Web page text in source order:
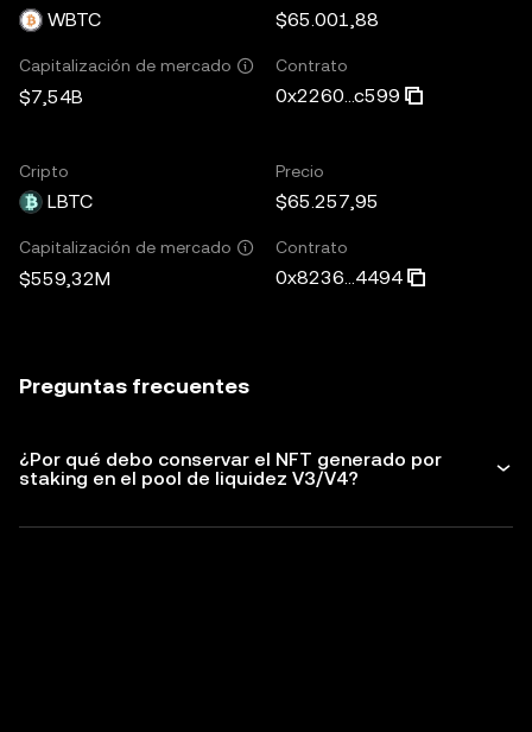
WBTC $65.001,88
Capitalización de mercado
$7,54B
Contrato
0x2260...c599
Cripto
LBTC
Precio
$65.257,95
Capitalización de mercado
$559,32M
Contrato
0x8236...4494
Preguntas frecuentes
¿Por qué debo conservar el NFT generado por
staking en el pool de liquidez V3/V4?